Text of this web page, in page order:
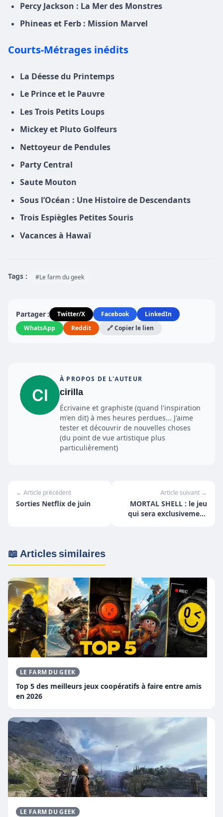
Percy Jackson : La Mer des Monstres
Phineas et Ferb : Mission Marvel
Courts-Métrages inédits
La Déesse du Printemps
Le Prince et le Pauvre
Les Trois Petits Loups
Mickey et Pluto Golfeurs
Nettoyeur de Pendules
Party Central
Saute Mouton
Sous l’Océan : Une Histoire de Descendants
Trois Espiègles Petites Souris
Vacances à Hawaï
Tags : #Le farm du geek
Partager : Twitter/X Facebook
LinkedIn
WhatsApp
Reddit 🔗 Copier le lien
À PROPOS DE L'AUTEUR
cirilla
Écrivaine et graphiste (quand l'inspiration
m'en dit) à mes heures perdues... J'aime
tester et découvrir de nouvelles choses
(du point de vue artistique plus
particulièrement)
← Article précédent
Sorties Netflix de juin
Article suivant →
MORTAL SHELL : le jeu
qui sera exclusivement
📖 Articles similaires
LE FARM DU GEEK
Top 5 des meilleurs jeux coopératifs à faire entre amis
en 2026
LE FARM DU GEEK